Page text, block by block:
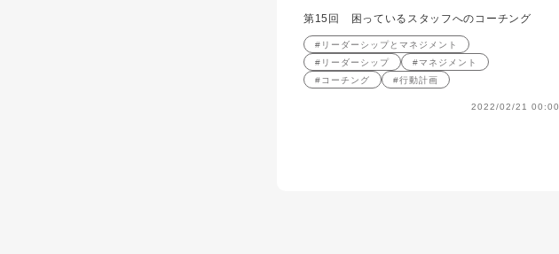
第15回 困っているスタッフへのコーチング
#リーダーシップとマネジメント
#リーダーシップ
#マネジメント
#コーチング
#行動計画
2022/02/21 00:00